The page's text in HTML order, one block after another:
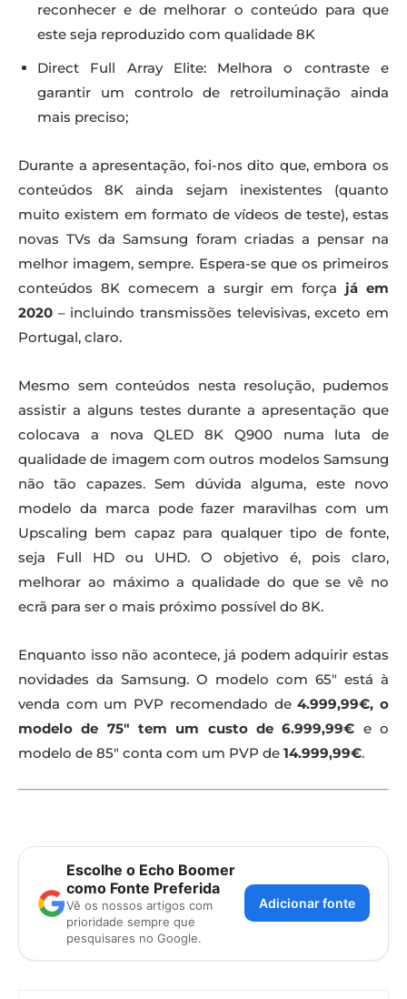
reconhecer e de melhorar o conteúdo para que
este seja reproduzido com qualidade 8K
Direct Full Array Elite: Melhora o contraste e
garantir um controlo de retroiluminação ainda
mais preciso;
Durante a apresentação, foi-nos dito que, embora os
conteúdos 8K ainda sejam inexistentes (quanto
muito existem em formato de vídeos de teste), estas
novas TVs da Samsung foram criadas a pensar na
melhor imagem, sempre. Espera-se que os primeiros
conteúdos 8K comecem a surgir em força já em
2020 – incluindo transmissões televisivas, exceto em
Portugal, claro.
Mesmo sem conteúdos nesta resolução, pudemos
assistir a alguns testes durante a apresentação que
colocava a nova QLED 8K Q900 numa luta de
qualidade de imagem com outros modelos Samsung
não tão capazes. Sem dúvida alguma, este novo
modelo da marca pode fazer maravilhas com um
Upscaling bem capaz para qualquer tipo de fonte,
seja Full HD ou UHD. O objetivo é, pois claro,
melhorar ao máximo a qualidade do que se vê no
ecrã para ser o mais próximo possível do 8K.
Enquanto isso não acontece, já podem adquirir estas
novidades da Samsung. O modelo com 65″ está à
venda com um PVP recomendado de4.999,99€, o
modelo de 75″ tem um custo de 6.999,99€ e o
modelo de 85″ conta com um PVP de 14.999,99€.
Escolhe o Echo Boomer
como Fonte Preferida
Vê os nossos artigos com
prioridade sempre que
pesquisares no Google.
Adicionar fonte